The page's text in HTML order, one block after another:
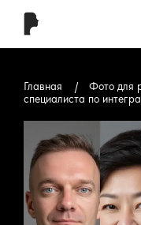
Главная Фото для
специалиста по